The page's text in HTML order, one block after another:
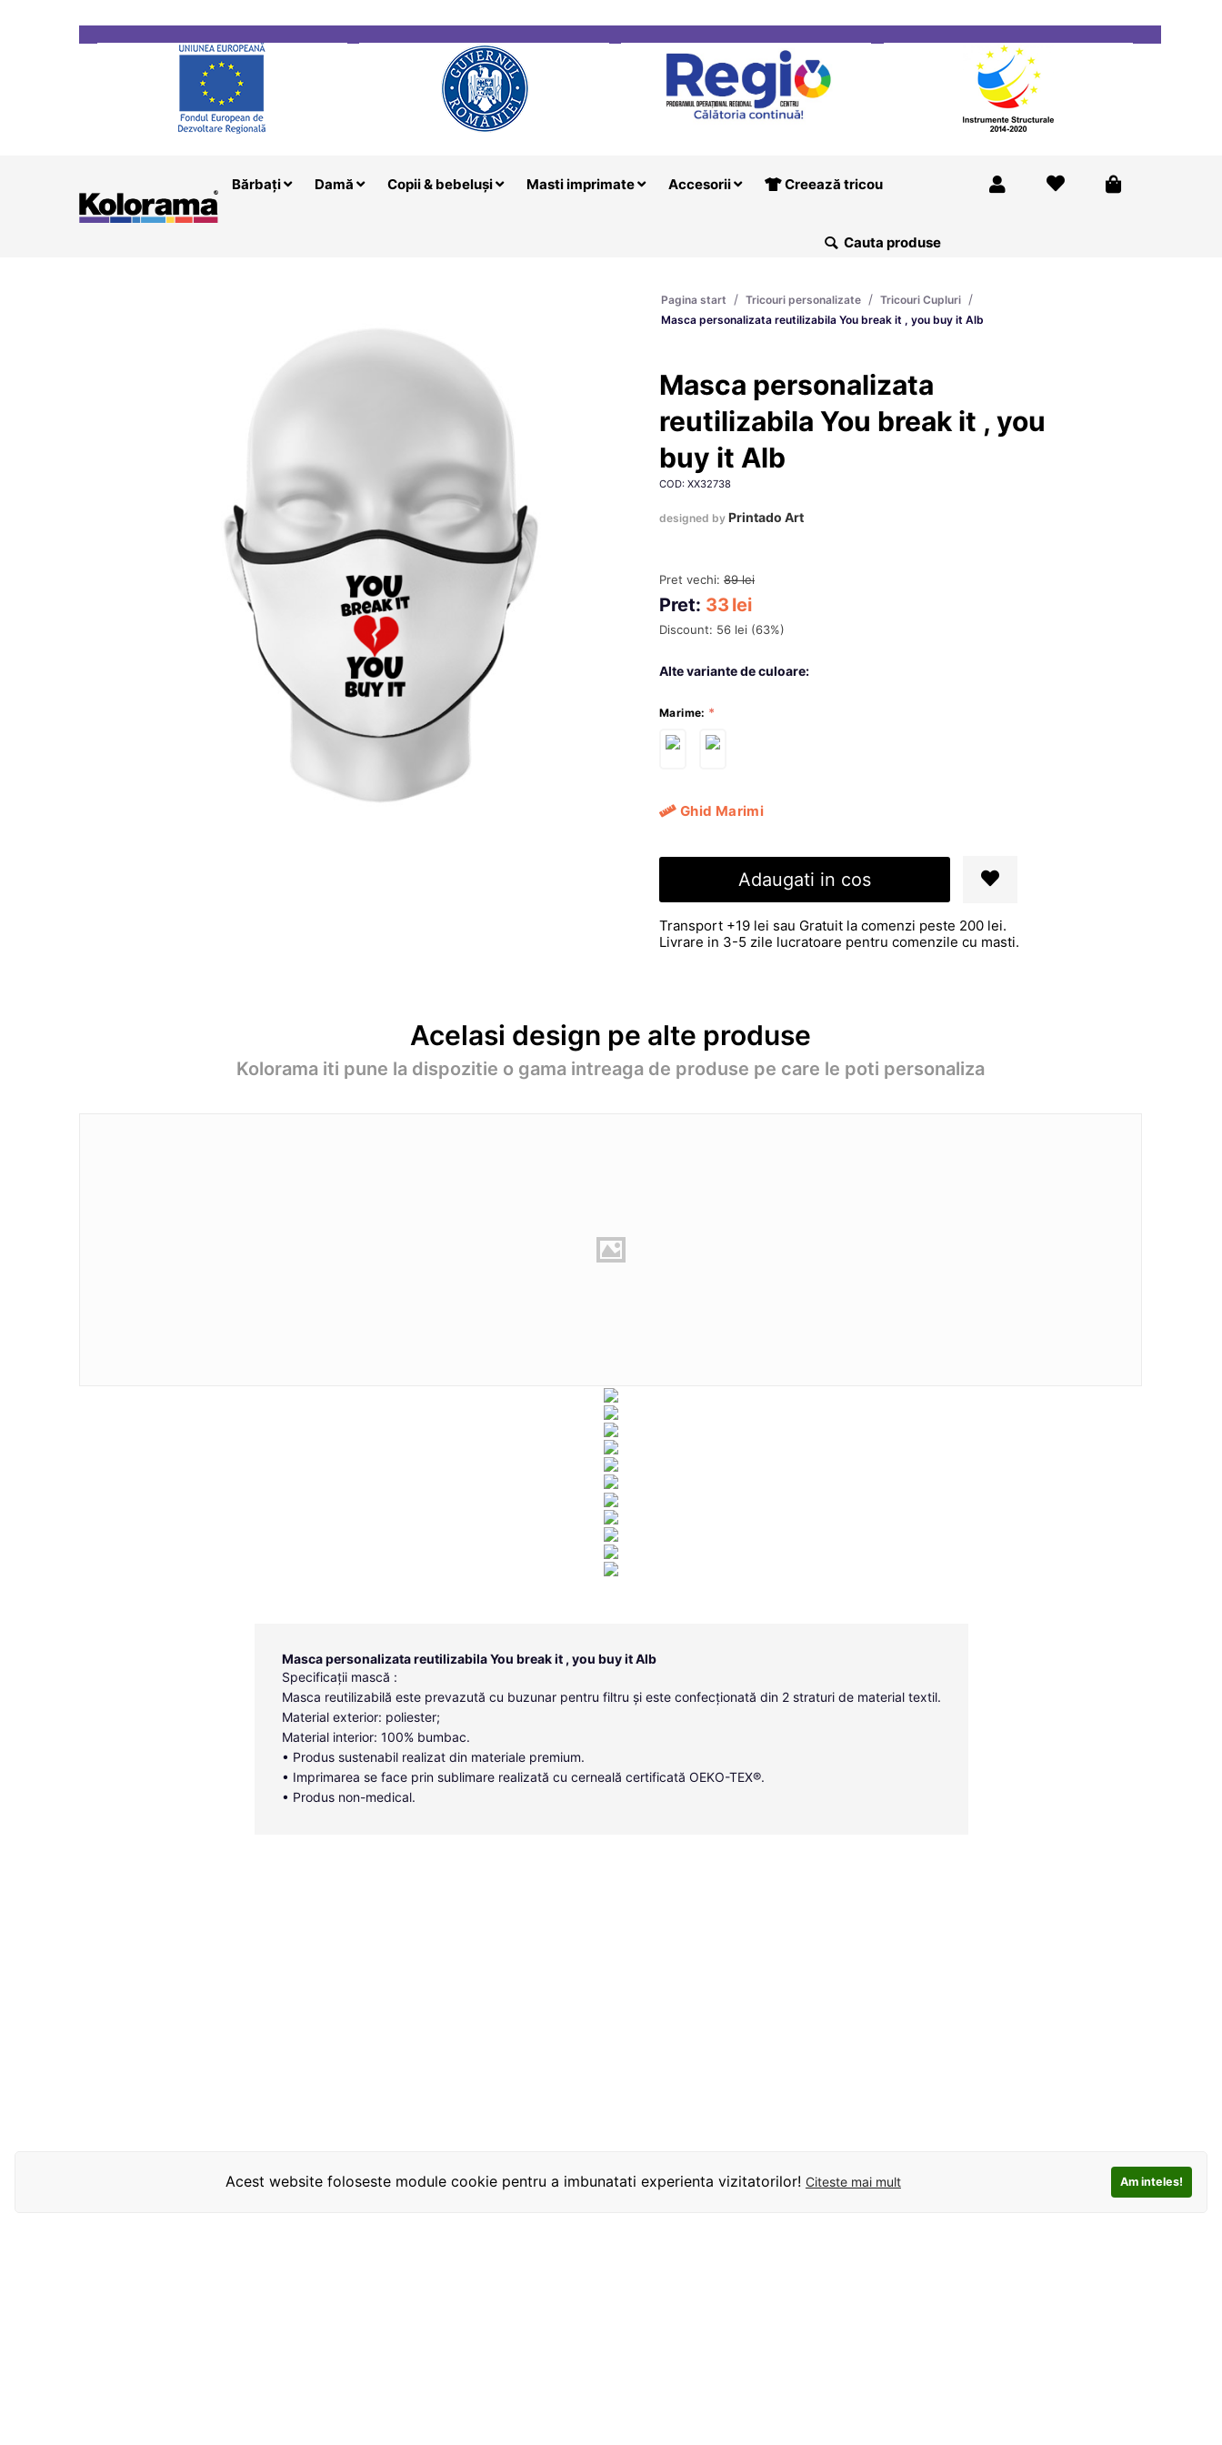
Acest website foloseste module cookie pentru a imbunatati experienta vizitatorilor! Citeste mai mult Am inteles!
Bărbați Damă Copii & bebeluși Masti imprimate Accesorii Creează tricou
Pagina start / Tricouri personalizate / Tricouri Cupluri /
Masca personalizata reutilizabila You break it , you buy it Alb
Masca personalizata
reutilizabila You break it , you
buy it Alb
COD: XX32738
designed by Printado Art
Pret vechi: 89 lei
Pret: 33 lei
Discount: 56lei (63%)
Alte variante de culoare:
Marime:
Ghid Marimi
Adaugati in cos
Transport +19 lei sau Gratuit la comenzi peste 200 lei.
Livrare in 3-5 zile lucratoare pentru comenzile cu masti.
Acelasi design pe alte produse
Kolorama iti pune la dispozitie o gama intreaga de produse pe care le poti personaliza
Masca personalizata reutilizabila You break it , you buy it Alb
Specificații mască :
Masca reutilizabilă este prevazută cu buzunar pentru filtru și este confecționată din 2 straturi de material textil.
Material exterior: poliester;
Material interior: 100% bumbac.
• Produs sustenabil realizat din materiale premium.
• Imprimarea se face prin sublimare realizată cu cerneală certificată OEKO-TEX®.
• Produs non-medical.